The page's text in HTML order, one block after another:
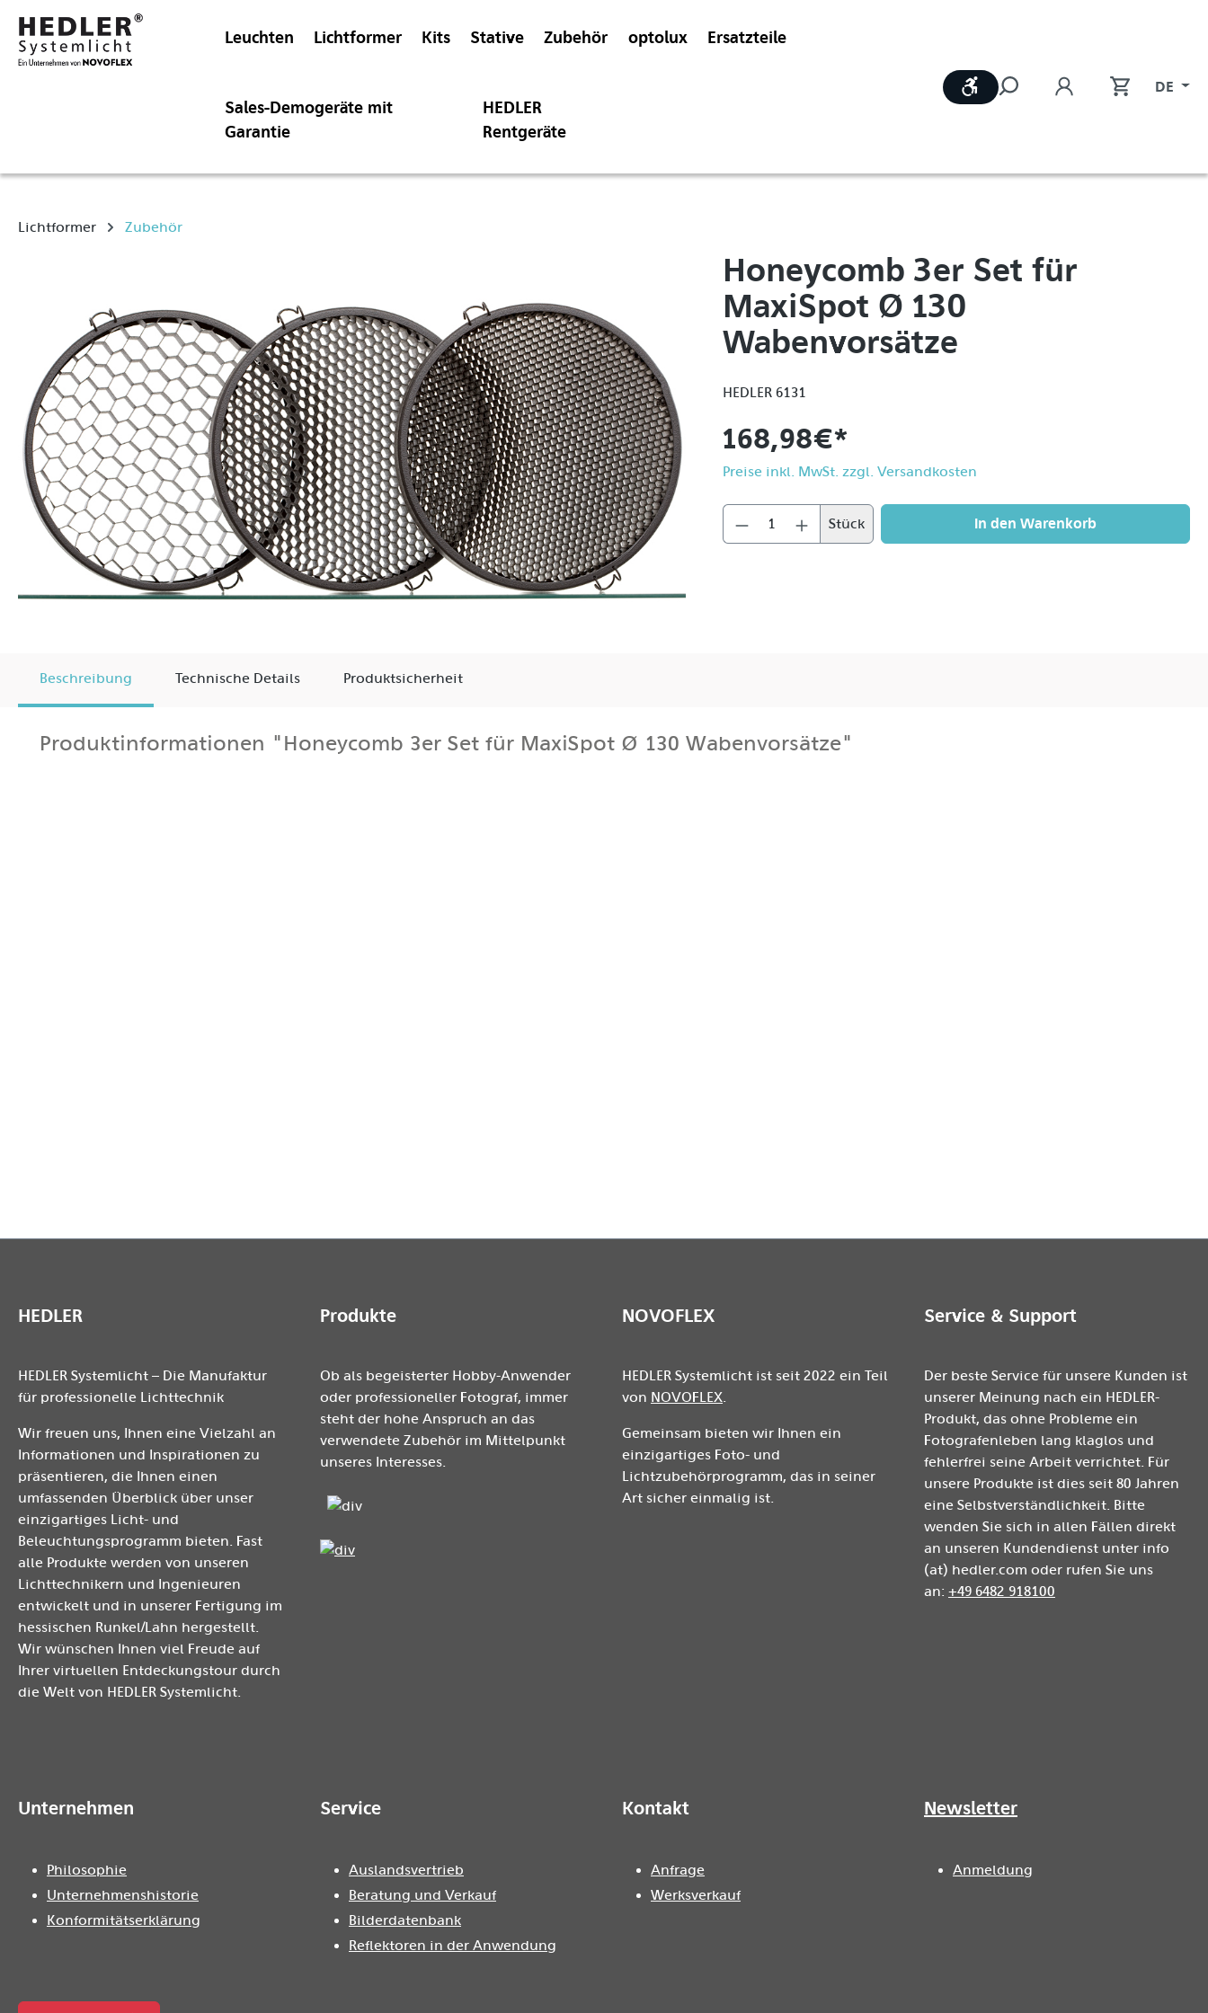
Leuchten Lichtformer Kits Stative Zubehör optolux Ersatzteile
Sales-Demogeräte mit
Garantie
HEDLER
Rentgeräte
Werkzeugleiste anzeigen DE
Lichtformer Zubehör
Honeycomb 3er Set für
MaxiSpot Ø 130
Wabenvorsätze
HEDLER 6131
168,98 €*
Preise inkl. MwSt. zzgl. Versandkosten
Stück In den Warenkorb
Beschreibung Technische Details Produktsicherheit
Produktinformationen "Honeycomb 3er Set für MaxiSpot Ø 130 Wabenvorsätze"
HEDLER
HEDLER Systemlicht – Die Manufaktur
für professionelle Lichttechnik
Wir freuen uns, Ihnen eine Vielzahl an
Informationen und Inspirationen zu
präsentieren, die Ihnen einen
umfassenden Überblick über unser
einzigartiges Licht- und
Beleuchtungsprogramm bieten. Fast
alle Produkte werden von unseren
Lichttechnikern und Ingenieuren
entwickelt und in unserer Fertigung im
hessischen Runkel/Lahn hergestellt.
Wir wünschen Ihnen viel Freude auf
Ihrer virtuellen Entdeckungstour durch
die Welt von HEDLER Systemlicht.
Produkte
Ob als begeisterter Hobby-Anwender
oder professioneller Fotograf, immer
steht der hohe Anspruch an das
verwendete Zubehör im Mittelpunkt
unseres Interesses.
NOVOFLEX
HEDLER Systemlicht ist seit 2022 ein Teil
von NOVOFLEX.
Gemeinsam bieten wir Ihnen ein
einzigartiges Foto- und
Lichtzubehörprogramm, das in seiner
Art sicher einmalig ist.
Service & Support
Der beste Service für unsere Kunden ist
unserer Meinung nach ein HEDLER-
Produkt, das ohne Probleme ein
Fotografenleben lang klaglos und
fehlerfrei seine Arbeit verrichtet. Für
unsere Produkte ist dies seit 80 Jahren
eine Selbstverständlichkeit. Bitte
wenden Sie sich in allen Fällen direkt
an unseren Kundendienst unter info
(at) hedler.com oder rufen Sie uns
an: +49 6482 918100
Unternehmen
Philosophie
Unternehmenshistorie
Konformitätserklärung
Service
Auslandsvertrieb
Beratung und Verkauf
Bilderdatenbank
Reflektoren in der Anwendung
Kontakt
Anfrage
Werksverkauf
Newsletter
Anmeldung